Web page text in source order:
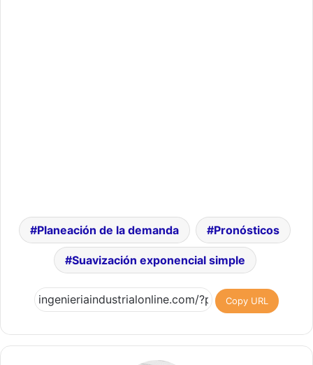
Planeación de la demanda Pronósticos
Suavización exponencial simple
Copy URL